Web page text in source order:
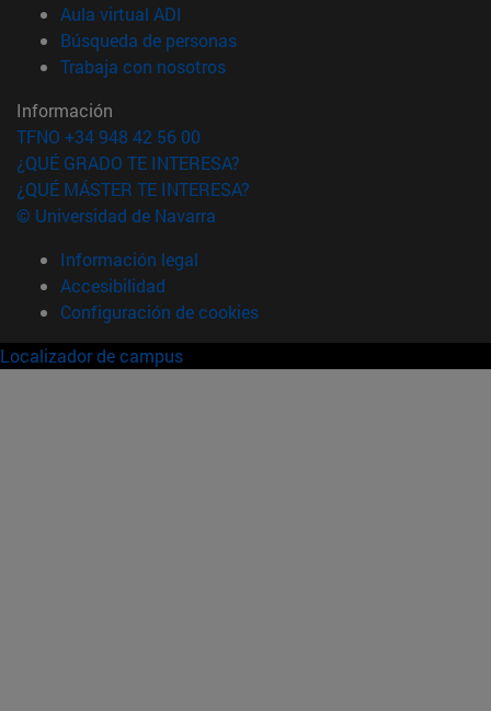
Aula virtual ADI
Búsqueda de personas(abre en nueva ventana)
Trabaja con nosotros(abre en nueva ventana)
Información
TFNO +34 948 42 56 00
¿QUÉ GRADO TE INTERESA?
¿QUÉ MÁSTER TE INTERESA?
© Universidad de Navarra
Información legal
Accesibilidad
Configuración de cookies
Localizador de campus